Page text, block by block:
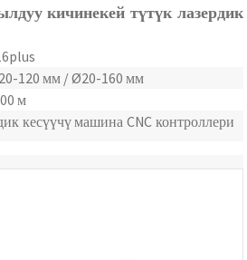
кичинекей түтүк лазердик
120 мм / Ø20-160 мм
м
кесүүчү машина CNC контроллери